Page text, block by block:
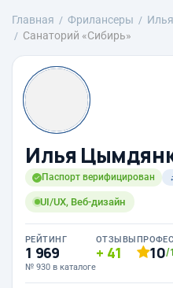
Главная Фрилансеры
Санаторий «Сибирь»
Илья
Паспорт верифицирован
UI/UX, Веб-дизайн
РЕЙТИНГ
1 969
№ 930 в каталоге
ОТЗЫВЫ
41 10/